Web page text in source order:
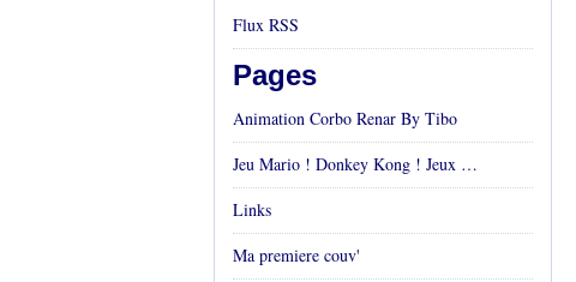
Flux RSS
Pages
Animation Corbo Renar By Tibo
Jeu Mario ! Donkey Kong ! Jeux vidéos Rétro !
Links
Ma premiere couv'